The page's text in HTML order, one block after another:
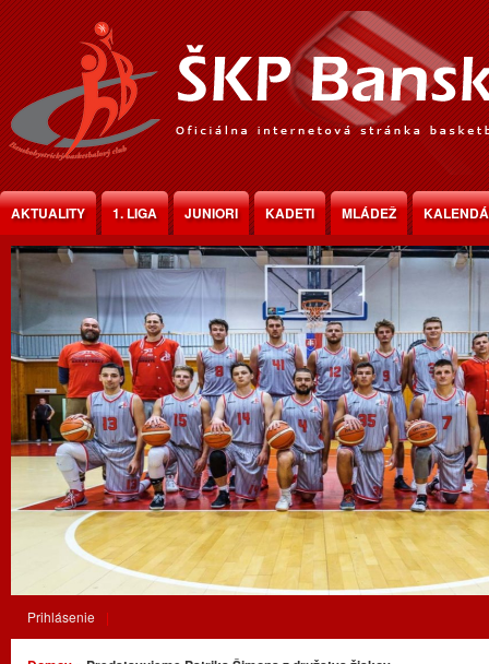
Jump to Content
AKTUALITY 1. LIGA JUNIORI KADETI MLÁDEŽ
Prihlásenie